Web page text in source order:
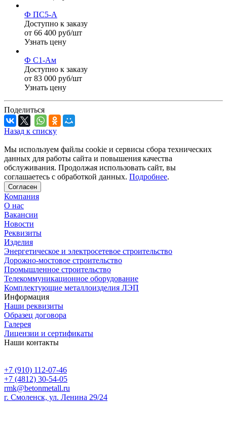
Ф ПС5-А
Доступно к заказу
от 66 400 руб/шт
Узнать цену
Ф С1-Ам
Доступно к заказу
от 83 000 руб/шт
Узнать цену
Поделиться
Назад к списку
Мы используем файлы cookie и сервисы сбора технических
данных для работы сайта и повышения качества
обслуживания. Продолжая использовать сайт, вы
соглашаетесь с обработкой данных. Подробнее.
Согласен
Компания
О нас
Вакансии
Новости
Реквизиты
Изделия
Энергетическое и электросетевое строительство
Дорожно-мостовое строительство
Промышленное строительство
Телекоммуникационное оборудование
Комплектующие металлоизделия ЛЭП
Информация
Наши реквизиты
Образец договора
Галерея
Лицензии и сертификаты
Наши контакты
+7 (910) 112-07-46
+7 (4812) 30-54-05
rmk@betonmetall.ru
г. Смоленск, ул. Ленина 29/24